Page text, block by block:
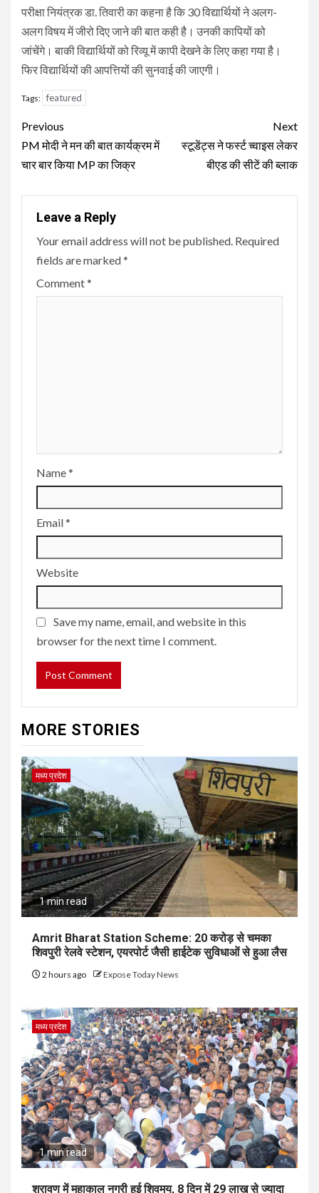
परीक्षा नियंत्रक डा. तिवारी का कहना है कि 30 विद्यार्थियों ने अलग-
अलग विषय में जीरो दिए जाने की बात कही है। उनकी कापियों को
जांचेंगे। बाकी विद्यार्थियों को रिव्यू में कापी देखने के लिए कहा गया है।
फिर विद्यार्थियों की आपत्तियों की सुनवाई की जाएगी।
Tags: featured
Continue
Reading
Previous
PM मोदी ने मन की बात कार्यक्रम में
चार बार किया MP का जिक्र
Next
स्टूडेंट्स ने फर्स्ट च्वाइस लेकर
बीएड की सीटें की ब्लाक
Leave a Reply
Your email address will not be published. Required
fields are marked*
Comment*
Name*
Email*
Website
Save my name, email, and website in this
browser for the next time I comment.
MORE STORIES
मध्य प्रदेश
1 min read
Amrit Bharat Station Scheme: 20 करोड़ से चमका
शिवपुरी रेलवे स्टेशन, एयरपोर्ट जैसी हाईटेक सुविधाओं से हुआ लैस
2 hours ago Expose Today News
मध्य प्रदेश
1 min read
श्रावण में महाकाल नगरी हुई शिवमय, 8 दिन में 29 लाख से ज्यादा